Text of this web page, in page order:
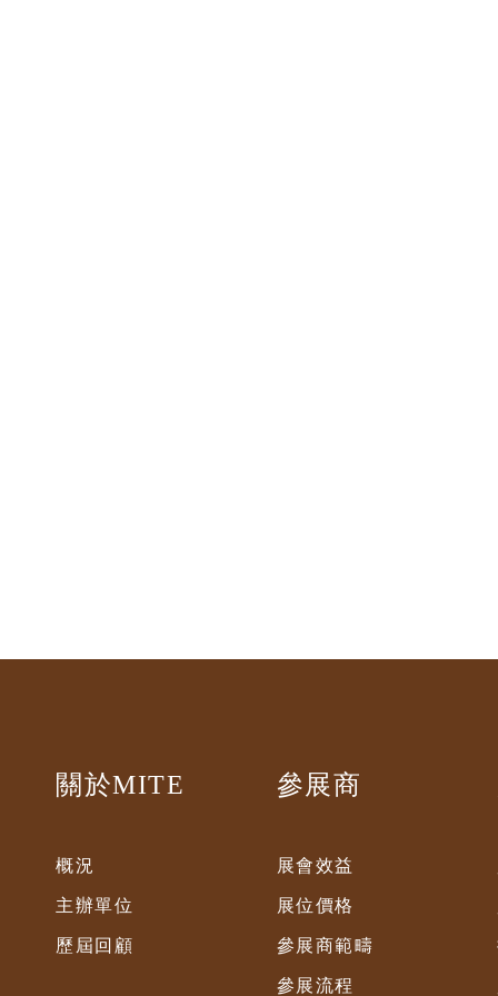
關於MITE
概況
主辦單位
歷屆回顧
參展商
展會效益
展位價格
參展商範疇
參展流程